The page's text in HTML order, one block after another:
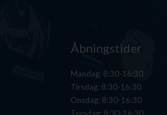
Åbningstider
Mandag: 8:30-16:30
Tirsdag: 8:30-16:30
Onsdag: 8:30-16:30